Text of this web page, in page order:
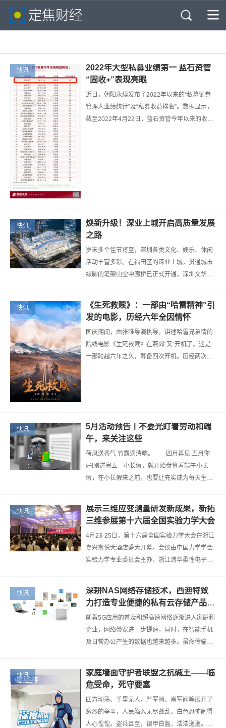
商业 公司
快讯
2022年大型私募业绩第一 蓝石资管
“固收+”表现亮眼
近日，朝阳永续发布了2022年以来的“私募证券
管理人业绩统计”及“私募收益排名”。数据显示，
截至2022年4月22日，蓝石资管今年以来的收益
快讯
焕新升级！深业上城开启高质量发展
之路
岁末多个佳节将至，深圳各类文化、娱乐、休闲
活动丰富多彩。在福田区的深业上城，贯通城市
绿肺的笔架山空中廊桥已正式开通，深圳文华东
快讯
《生死救赎》：一部由“哈雷精神”引
发的电影，历经六年全因情怀
国庆期间，由张唯导演执导，讲述哈雷兄弟情的
院线电影《生死救赎》在燕郊“又”开机了。这是
一部跨越六年之久，筹备四次开机，历经两次疫
快讯
5月活动预告丨不要光盯着劳动和端
午，来关注这些
荷风送香气 竹露滴清响。 四月再见 五月你
好!刚过完五一小长假，就开始盘算着端午小长
假，在小长假来之前，也要让充实成为每天生活
快讯
展示三维应变测量研发新成果，新拓
三维参展第十六届全国实验力学大会
4月23-25日，第十六届全国实验力学大会在浙江
嘉兴富悦大酒店盛大开幕。会议由中国力学学会
实验力学专业委员会主办，浙江清华柔性电子技
快讯
深耕NAS网络存储技术，西迪特致
力打造专业便捷的私有云存储产品及
服务
随着5G应用的普及和超高速网络逐渐进入家庭和
企业，网络带宽进一步提速，同时，在智能手机
及日常办公产生的数据也越来越多。虽然传输速
快讯
家庭墙面守护者联盟之抗碱王——临
危受命，死守要塞
四方动荡、千里无人，严军阀、肖军阀等展开了
激烈的争斗，人民陷入无尽战乱，白色恐怖闹得
人心惶惶。盗兵且至，银甲白盔，浩浩迤迤。前